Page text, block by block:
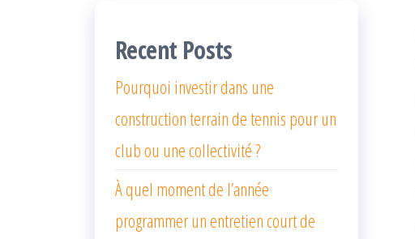
Recent Posts
Pourquoi investir dans une
construction terrain de tennis pour un
club ou une collectivité ?
À quel moment de l’année
programmer un entretien court de